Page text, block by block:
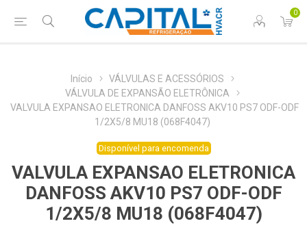
0
Início
VÁLVULAS E ACESSÓRIOS
VÁLVULA DE EXPANSÃO ELETRÔNICA
VALVULA EXPANSAO ELETRONICA DANFOSS AKV10 PS7 ODF-ODF
1/2X5/8 MU18 (068F4047)
Disponível para encomenda
VALVULA EXPANSAO ELETRONICA
DANFOSS AKV10 PS7 ODF-ODF
1/2X5/8 MU18 (068F4047)